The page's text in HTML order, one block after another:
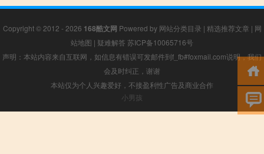
Copyright © 2012 - 2026 168酷文网 Powered by 网站分类目录 | 精选推荐文章 | 网
站地图 | 疑难解答 苏ICP备10065716号
声明：本站内容来自互联网，如信息有错误可发邮件到f_fb#foxmail.com说明，我们
会及时纠正，谢谢
本站仅为个人兴趣爱好，不接盈利性广告及商业合作
小男孩